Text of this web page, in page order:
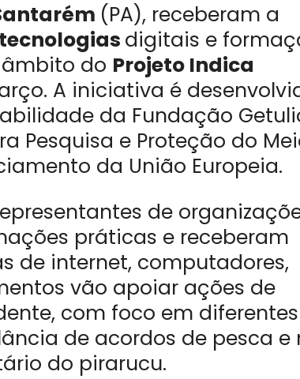
(PA), receberam a
digitais e
do Projeto Indica
A iniciativa é
da Fundação
Pesquisa e Proteção do
da União Europeia.
de
práticas e receberam
de internet, computadores,
vão apoiar ações de
com foco em diferentes
de acordos de pesca e
do pirarucu.